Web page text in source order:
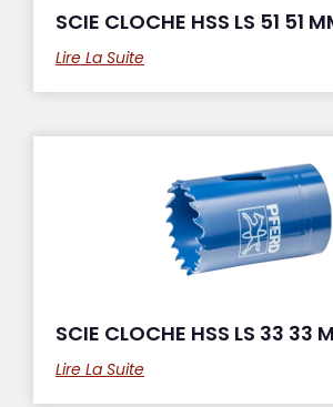
SCIE CLOCHE HSS LS 51 51
Lire La Suite
SCIE CLOCHE HSS LS 33 33
Lire La Suite